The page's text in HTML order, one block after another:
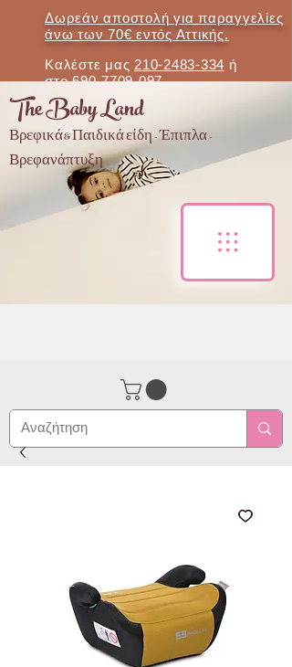
Δωρεάν αποστολή για παραγγελίες
άνω των 70€ εντός Αττικής.
Καλέστε μας 210-2483-334 ή
στο690-7709-097
The Baby Land
Βρεφικά & Παιδικά είδη - Έπιπλα -
Βρεφανάπτυξη